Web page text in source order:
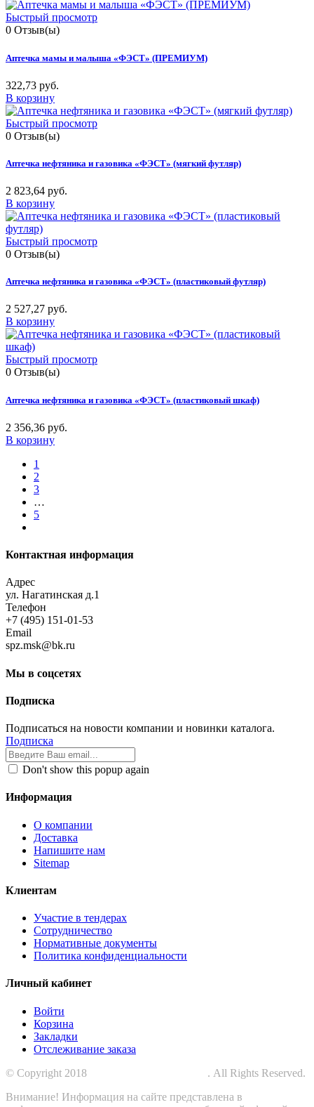
Быстрый просмотр
0 Отзыв(ы)
Аптечка мамы и малыша «ФЭСТ» (ПРЕМИУМ)
322,73 руб.
В корзину
Быстрый просмотр
0 Отзыв(ы)
Аптечка нефтяника и газовика «ФЭСТ» (мягкий футляр)
2 823,64 руб.
В корзину
Быстрый просмотр
0 Отзыв(ы)
Аптечка нефтяника и газовика «ФЭСТ» (пластиковый футляр)
2 527,27 руб.
В корзину
Быстрый просмотр
0 Отзыв(ы)
Аптечка нефтяника и газовика «ФЭСТ» (пластиковый шкаф)
2 356,36 руб.
В корзину
1
2
3
…
5
Контактная информация
Адрес
ул. Нагатинская д.1
Телефон
+7 (495) 151-01-53
Email
spz.msk@bk.ru
Мы в соцсетях
Подписка
Подписаться на новости компании и новинки каталога.
Подписка
Don't show this popup again
Информация
О компании
Доставка
Напишите нам
Sitemap
Клиентам
Участие в тендерах
Сотрудничество
Нормативные документы
Политика конфиденциальности
Личный кабинет
Войти
Корзина
Закладки
Отслеживание заказа
© Copyright 2018
. All Rights Reserved.
Внимание! Информация на сайте представлена в